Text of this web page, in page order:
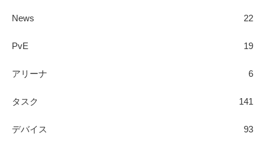
News 22
PvE 19
アリーナ 6
タスク 141
デバイス 93